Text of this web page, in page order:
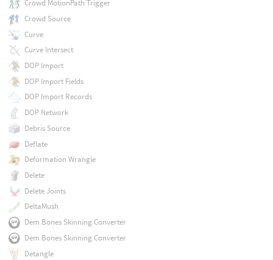
Crowd MotionPath Trigger
Crowd Source
Curve
Curve Intersect
DOP Import
DOP Import Fields
DOP Import Records
DOP Network
Debris Source
Deflate
Deformation Wrangle
Delete
Delete Joints
DeltaMush
Dem Bones Skinning Converter
Dem Bones Skinning Converter
Detangle